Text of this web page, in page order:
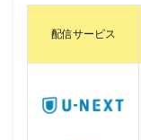
配信サービス